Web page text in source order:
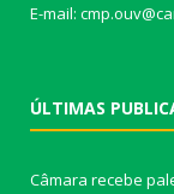
E-mail:
ÚLTIMAS
Câmara recebe